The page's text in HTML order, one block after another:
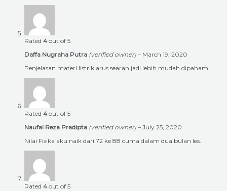
Rated 4 out of 5
Daffa Nugraha Putra (verified owner) – March 19, 2020
Penjelasan materi listrik arus searah jadi lebih mudah dipahami.
Rated 4 out of 5
Naufal Reza Pradipta (verified owner) – July 25, 2020
Nilai Fisika aku naik dari 72 ke 88 cuma dalam dua bulan les.
Rated 4 out of 5